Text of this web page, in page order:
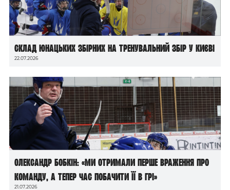
Склад юнацьких збірних на тренувальний збір у Києві
22.07.2026
Олександр Бобкін: «Ми отримали перше враження про
команду, а тепер час побачити її в грі»
21.07.2026